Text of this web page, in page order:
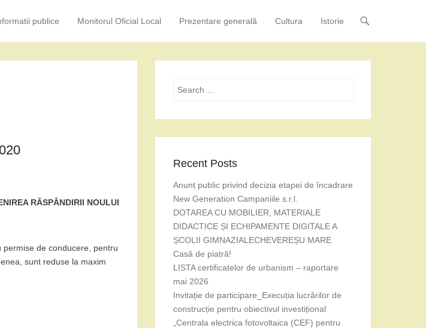
publice Monitorul Oficial Local Prezentare generală Cultura Istorie
RĂSPÂNDIRII NOULUI
de conducere, pentru
sunt reduse la maxim
Search
Recent Posts
Anunț public privind decizia etapei de încadrare
New Generation Campaniile s.r.l.
DOTAREA CU MOBILIER, MATERIALE
DIDACTICE ȘI ECHIPAMENTE DIGITALE A
ȘCOLII GIMNAZIALECHEVEREȘU MARE
Casă de piatră!
LISTA certificatelor de urbanism – raportare
mai 2026
Invitație de participare_Execuția lucrărilor de
construcție pentru obiectivul investițional
„Centrala electrica fotovoltaica (CEF) pentru